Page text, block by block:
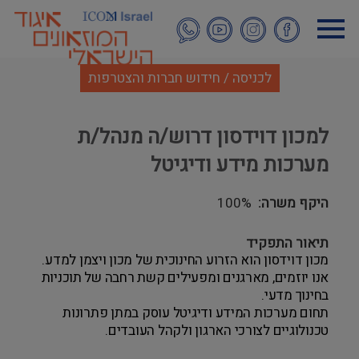
לתוכן
העיקרי
לכניסה / חידוש חברות והצטרפות
למכון דוידסון דרוש/ה מנהל/ת
מערכות מידע ודיגיטל
היקף משרה 100%
תיאור התפקיד
מכון דוידסון הוא הזרוע החינוכית של מכון ויצמן למדע.
אנו יוזמים, מארגנים ומפעילים קשת רחבה של תוכניות
בחינוך מדעי.
תחום מערכות המידע ודיגיטל עוסק במתן פתרונות
טכנולוגיים לצורכי הארגון ולקהל העובדים.